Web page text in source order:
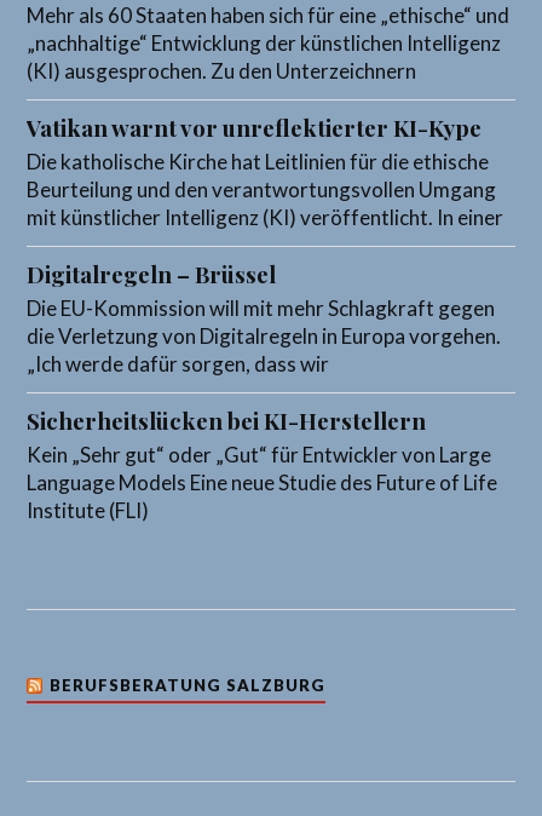
Mehr als 60 Staaten haben sich für eine „ethische“ und
„nachhaltige“ Entwicklung der künstlichen Intelligenz
(KI) ausgesprochen. Zu den Unterzeichnern
Vatikan warnt vor unreflektierter KI-Kype
Die katholische Kirche hat Leitlinien für die ethische
Beurteilung und den verantwortungsvollen Umgang
mit künstlicher Intelligenz (KI) veröffentlicht. In einer
Digitalregeln – Brüssel
Die EU-Kommission will mit mehr Schlagkraft gegen
die Verletzung von Digitalregeln in Europa vorgehen.
„Ich werde dafür sorgen, dass wir
Sicherheitslücken bei KI-Herstellern
Kein „Sehr gut“ oder „Gut“ für Entwickler von Large
Language Models Eine neue Studie des Future of Life
Institute (FLI)
BERUFSBERATUNG SALZBURG